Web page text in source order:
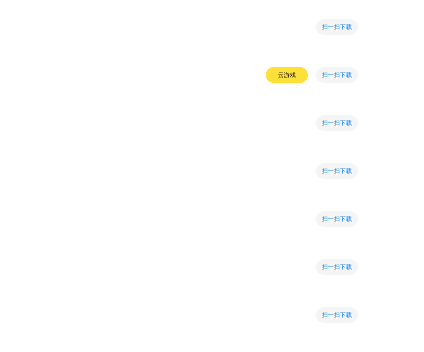
扫一扫下载
云游戏 扫一扫下载
扫一扫下载
扫一扫下载
扫一扫下载
扫一扫下载
扫一扫下载